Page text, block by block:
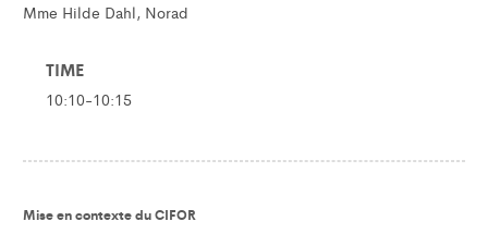
Mme Hilde Dahl, Norad
TIME
10:10-10:15
Mise en contexte du CIFOR